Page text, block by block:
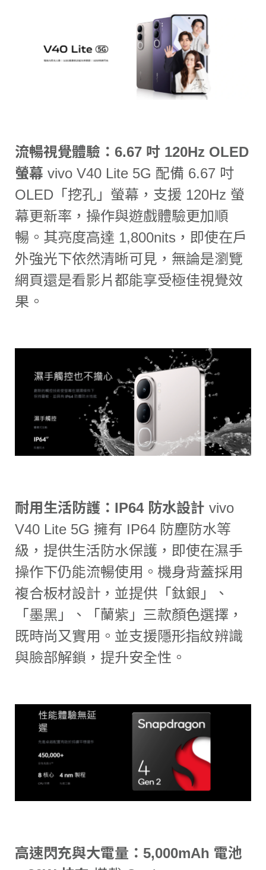
流暢視覺體驗：6.67 吋 120Hz OLED
螢幕 vivo V40 Lite 5G 配備 6.67 吋
OLED「挖孔」螢幕，支援 120Hz 螢
幕更新率，操作與遊戲體驗更加順
暢。其亮度高達 1,800nits，即使在戶
外強光下依然清晰可見，無論是瀏覽
網頁還是看影片都能享受極佳視覺效
果。
耐用生活防護：IP64 防水設計 vivo
V40 Lite 5G 擁有 IP64 防塵防水等
級，提供生活防水保護，即使在濕手
操作下仍能流暢使用。機身背蓋採用
複合板材設計，並提供「鈦銀」、
「墨黑」、「蘭紫」三款顏色選擇，
既時尚又實用。並支援隱形指紋辨識
與臉部解鎖，提升安全性。
高速閃充與大電量：5,000mAh 電池